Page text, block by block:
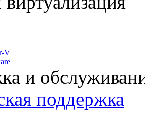
V
и
поддержка